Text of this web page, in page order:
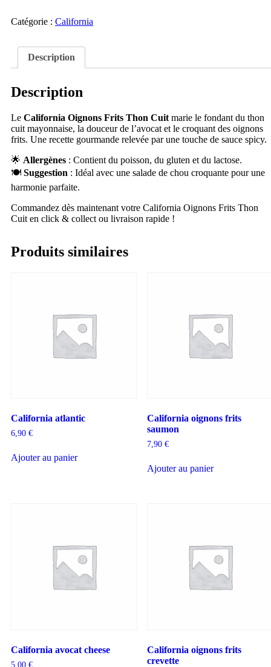
Catégorie : California
Description
Description
Le California Oignons Frits Thon Cuit marie le fondant du thon
cuit mayonnaise, la douceur de l’avocat et le croquant des oignons
frits. Une recette gourmande relevée par une touche de sauce spicy.
🌟 Allergènes : Contient du poisson, du gluten et du lactose.
🍽 Suggestion : Idéal avec une salade de chou croquante pour une
harmonie parfaite.
Commandez dès maintenant votre California Oignons Frits Thon
Cuit en click & collect ou livraison rapide !
Produits similaires
California atlantic
6,90 €
Ajouter au panier
California oignons frits
saumon
7,90 €
Ajouter au panier
California avocat cheese
5,00 €
California oignons frits
crevette